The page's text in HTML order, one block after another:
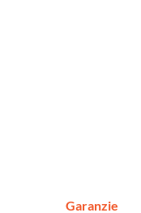
Garanzie